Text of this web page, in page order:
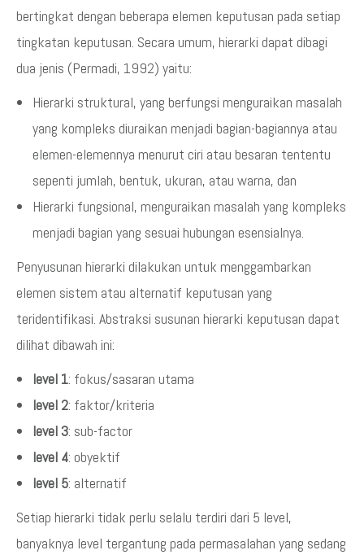
bertingkat dengan beberapa elemen keputusan pada setiap
tingkatan keputusan. Secara umum, hierarki dapat dibagi
dua jenis (Permadi, 1992) yaitu:
Hierarki struktural, yang berfungsi menguraikan masalah
yang kompleks diuraikan menjadi bagian-bagiannya atau
elemen-elemennya menurut ciri atau besaran tententu
sepenti jumlah, bentuk, ukuran, atau warna, dan
Hierarki fungsional, menguraikan masalah yang kompleks
menjadi bagian yang sesuai hubungan esensialnya.
Penyusunan hierarki dilakukan untuk menggambarkan
elemen sistem atau alternatif keputusan yang
teridentifikasi. Abstraksi susunan hierarki keputusan dapat
dilihat dibawah ini:
level 1: fokus/sasaran utama
level 2: faktor/kriteria
level 3: sub-factor
level 4: obyektif
level 5: alternatif
Setiap hierarki tidak perlu selalu terdiri dari 5 level,
banyaknya level tergantung pada permasalahan yang sedang